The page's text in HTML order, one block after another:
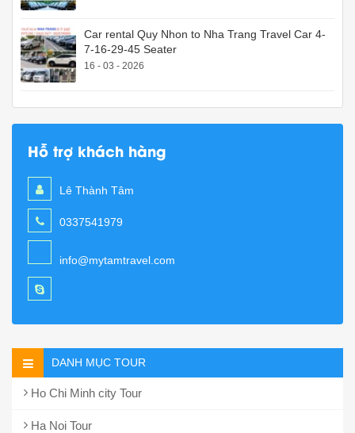
Car rental Quy Nhon to Nha Trang Travel Car 4-
7-16-29-45 Seater
16 - 03 - 2026
Hỗ trợ khách hàng
Lê Thành Tâm
0337541979
info@mytamtravel.com
DANH MỤC TOUR
Ho Chi Minh city Tour
Ha Noi Tour